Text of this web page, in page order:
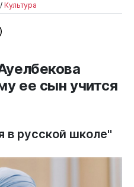
/ Культура
ее сын учится
в русской школе"